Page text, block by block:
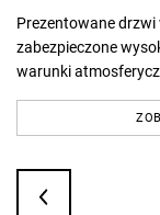
Prezentowane
zabezpieczone
warunki